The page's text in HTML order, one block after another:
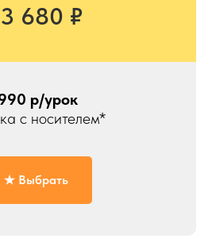
680 ₽
р/урок
с носителем*
Выбрать